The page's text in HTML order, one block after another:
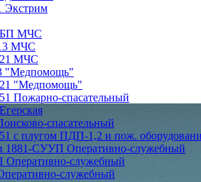
Экстрим
МЧС
МЧС
МЧС
"Медпомощь"
"Медпомощь"
Пожарно-спасательный
спасательный
с плугом ПДП-1,2 и пож.
1881-СУУП Оперативно-служебный
служебный
служебный